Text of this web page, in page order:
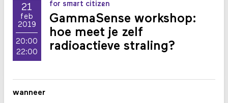
21
feb
2019
20:00
22:00
for smart citizen
GammaSense workshop:
hoe meet je zelf
radioactieve straling?
wanneer